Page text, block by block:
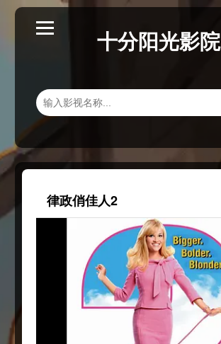
十分阳光影院
律政俏佳人2